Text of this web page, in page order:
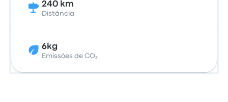
240 km
Distância
6kg
Emissões de CO₂